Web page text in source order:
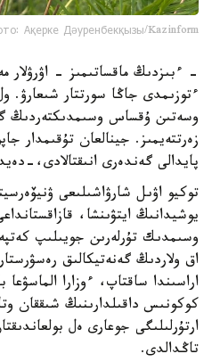
Ақерке Дәуренбекқызы/Kazinform
- ءبىزدىڭ ماقساتىمىز - اۋرۋلار
ءتوزىمدى جاڭا سورتتار شىعارۋ.
وسەتىن ۇقساس وسىمدىكتەردىڭ
زەرتتەيمىز. جينالعان تۇقىمدار
پايدالى گەندەرى انىقتالادى،-
توكيو اۋىل شارۋاشىلىعى
يوشيدانىڭ ايتۋىنشا،
وسىمدىك تۇرلەرىن جويىلىپ
اق ولاردىڭ گەنەتيكالىق
اراسىندا ساقتاپ، ءوزارا الماسۋعا
كوكونىس داقىلدارىنىڭ شىققان
ارتۇرلىلىگى جوعارى ەل
تاڭدالدى.